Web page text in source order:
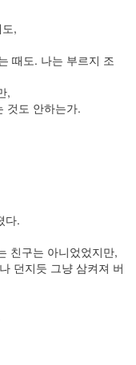
,
때도. 나는 부르지 조
,
것도 안하는가.
다.
친구는 아니었었지만,
던지듯 그냥 삼켜져 버